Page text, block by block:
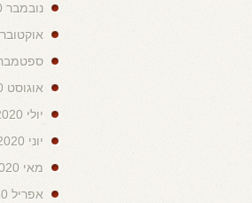
נובמבר 2020
אוקטובר 2020
ספטמבר
אוגוסט 2020
יולי 2020
יוני 2020
מאי 2020
אפריל 2020